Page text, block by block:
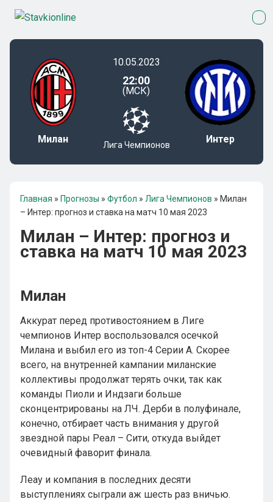
Милан
10.05.2023
22:00
(МСК)
Лига Чемпионов Интер
Главная » Прогнозы » Футбол » Лига Чемпионов » Милан
– Интер: прогноз и ставка на матч 10 мая 2023
Милан – Интер: прогноз и
ставка на матч 10 мая 2023
Милан
Аккурат перед противостоянием в Лиге
чемпионов Интер воспользовался осечкой
Милана и выбил его из топ-4 Серии А. Скорее
всего, на внутренней кампании миланские
коллективы продолжат терять очки, так как
команды Пиоли и Индзаги больше
сконцентрированы на ЛЧ. Дерби в полуфинале,
конечно, отбирает часть внимания у другой
звездной пары Реал – Сити, откуда выйдет
очевидный фаворит финала.
Леау и компания в последних десяти
выступлениях сыграли аж шесть раз вничью.